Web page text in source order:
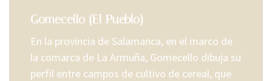
Gomecello (El Pueblo)
En la provincia de Salamanca, en el marco de
la comarca de La Armuña, Gomecello dibuja su
perfil entre campos de cultivo de cereal, que